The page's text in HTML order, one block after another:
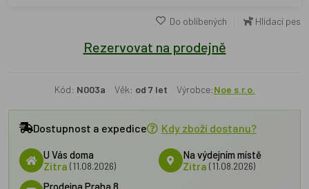
Do oblíbených Hlídací pes
Rezervovat na prodejně
Kód: N003a Věk: od 7 let Výrobce:Noe s.r.o.
Dostupnost a expedice Kdy zboží dostanu?
U Vás doma
Zítra (11.08.2026)
Na výdejním místě
Zítra (11.08.2026)
Prodejna Praha 8